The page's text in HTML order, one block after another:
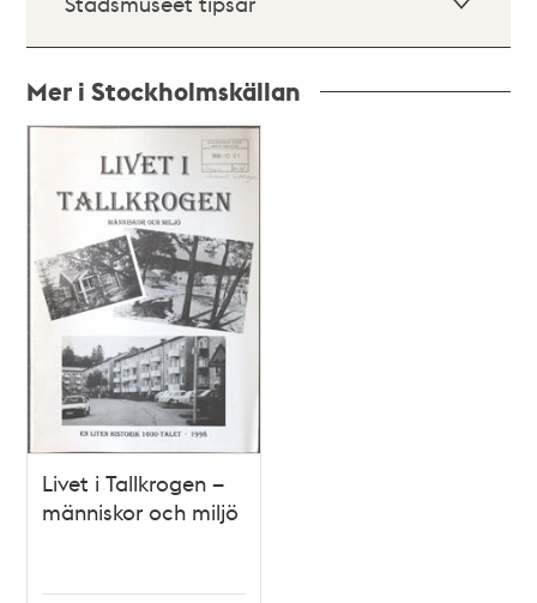
Mer i Stockholmskällan
och
Livet i Tallkrogen –
människor och miljö